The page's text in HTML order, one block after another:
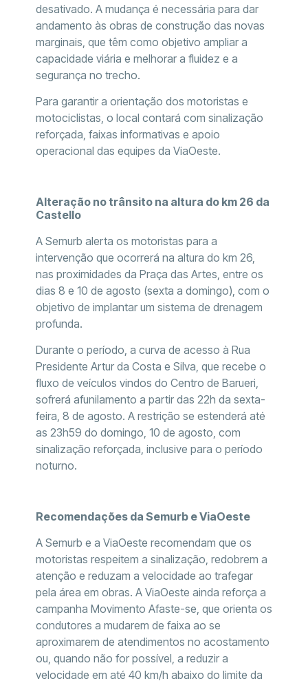
desativado. A mudança é necessária para dar
andamento às obras de construção das novas
marginais, que têm como objetivo ampliar a
capacidade viária e melhorar a fluidez e a
segurança no trecho.
Para garantir a orientação dos motoristas e
motociclistas, o local contará com sinalização
reforçada, faixas informativas e apoio
operacional das equipes da ViaOeste.
Alteração no trânsito na altura do km 26 da
Castello
A Semurb alerta os motoristas para a
intervenção que ocorrerá na altura do km 26,
nas proximidades da Praça das Artes, entre os
dias 8 e 10 de agosto (sexta a domingo), com o
objetivo de implantar um sistema de drenagem
profunda.
Durante o período, a curva de acesso à Rua
Presidente Artur da Costa e Silva, que recebe o
fluxo de veículos vindos do Centro de Barueri,
sofrerá afunilamento a partir das 22h da sexta-
feira, 8 de agosto. A restrição se estenderá até
as 23h59 do domingo, 10 de agosto, com
sinalização reforçada, inclusive para o período
noturno.
Recomendações da Semurb e ViaOeste
A Semurb e a ViaOeste recomendam que os
motoristas respeitem a sinalização, redobrem a
atenção e reduzam a velocidade ao trafegar
pela área em obras. A ViaOeste ainda reforça a
campanha Movimento Afaste-se, que orienta os
condutores a mudarem de faixa ao se
aproximarem de atendimentos no acostamento
ou, quando não for possível, a reduzir a
velocidade em até 40 km/h abaixo do limite da